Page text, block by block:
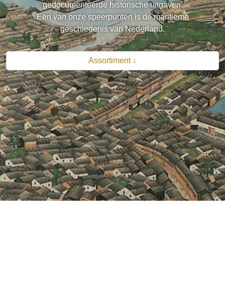
gedocumenteerde historische uitgaven.
Een van onze speerpunten is de maritieme
geschiedenis van Nederland.
Assortiment ↓